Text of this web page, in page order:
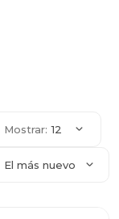
Mostrar: 12
El más nuevo